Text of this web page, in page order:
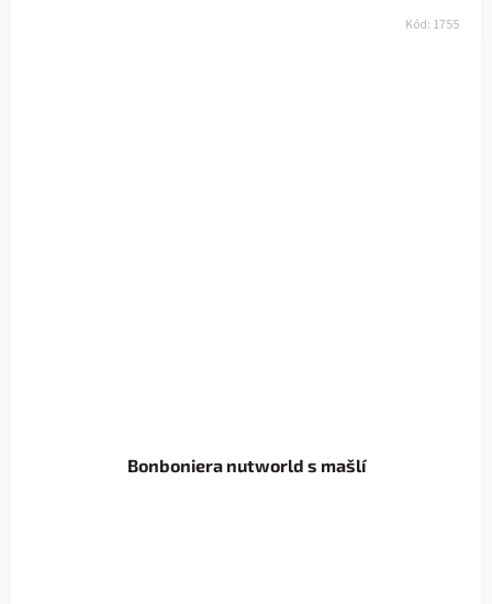
Bonboniera nutworld s mašlí
Kód: 1755